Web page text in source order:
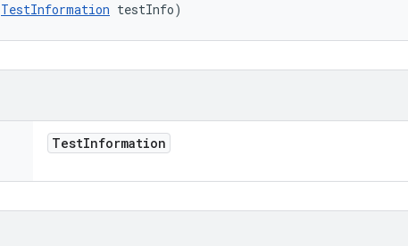
TestInformation testInfo)
TestInformation